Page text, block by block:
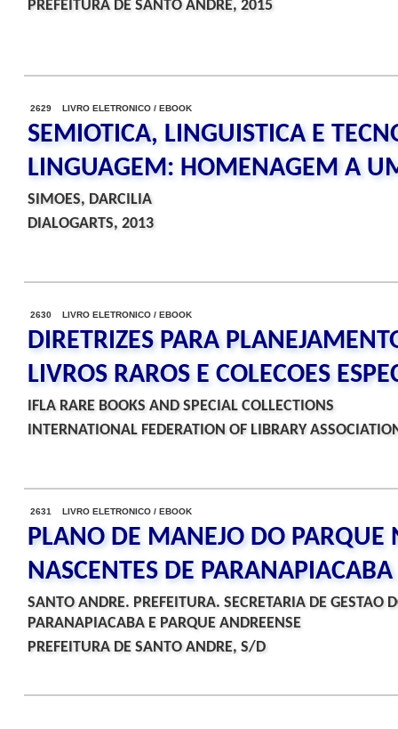
PREFEITURA DE SANTO ANDRE, 2015
2629 LIVRO ELETRONICO / EBOOK
SEMIOTICA, LINGUISTICA E
LINGUAGEM: HOMENAGEM A
SIMOES, DARCILIA
DIALOGARTS, 2013
2630 LIVRO ELETRONICO / EBOOK
DIRETRIZES PARA
LIVROS RAROS E COLECOES
IFLA RARE BOOKS AND SPECIAL COLLECTIONS
INTERNATIONAL FEDERATION OF LIBRARY
2631 LIVRO ELETRONICO / EBOOK
PLANO DE MANEJO DO PARQUE
NASCENTES DE PARANAPIACABA
SANTO ANDRE. PREFEITURA. SECRETARIA DE GESTAO
PARANAPIACABA E PARQUE ANDREENSE
PREFEITURA DE SANTO ANDRE, S/D